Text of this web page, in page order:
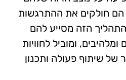
חולקים את ההתרגשות
הזה מסייע להם
ומוביל לחוויות
שיתוף פעולה ותכנון